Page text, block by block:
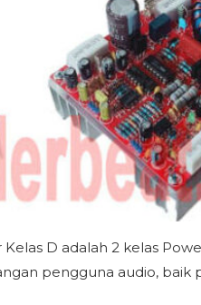
D adalah 2 kelas
pengguna audio, baik